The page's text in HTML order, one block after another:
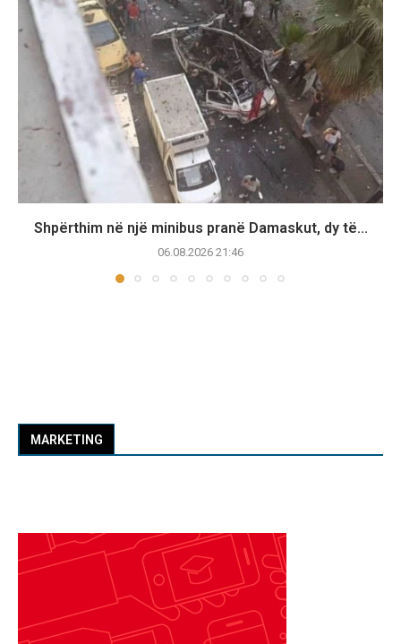
Shpërthim në një minibus pranë Damaskut, dy të...
06.08.2026 21:46
MARKETING